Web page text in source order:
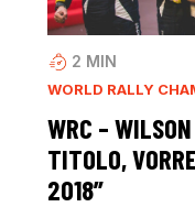
2 MIN
WORLD RALLY
WRC –
TITOLO,
2018”